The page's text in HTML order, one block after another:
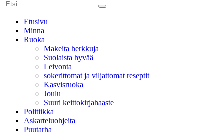
Etusivu
Minna
Ruoka
Makeita herkkuja
Suolaista hyvää
Leivonta
sokerittomat ja viljattomat reseptit
Kasvisruoka
Joulu
Suuri keittokirjahaaste
Politiikka
Askarteluohjeita
Puutarha